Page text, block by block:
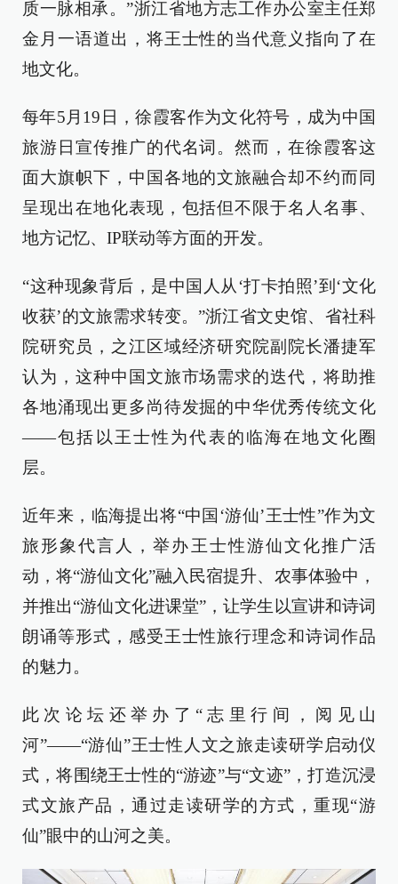
质一脉相承。”浙江省地方志工作办公室主任郑
金月一语道出，将王士性的当代意义指向了在
地文化。
每年5月19日，徐霞客作为文化符号，成为中国
旅游日宣传推广的代名词。然而，在徐霞客这
面大旗帜下，中国各地的文旅融合却不约而同
呈现出在地化表现，包括但不限于名人名事、
地方记忆、IP联动等方面的开发。
“这种现象背后，是中国人从‘打卡拍照’到‘文化
收获’的文旅需求转变。”浙江省文史馆、省社科
院研究员，之江区域经济研究院副院长潘捷军
认为，这种中国文旅市场需求的迭代，将助推
各地涌现出更多尚待发掘的中华优秀传统文化
——包括以王士性为代表的临海在地文化圈
层。
近年来，临海提出将“中国‘游仙’王士性”作为文
旅形象代言人，举办王士性游仙文化推广活
动，将“游仙文化”融入民宿提升、农事体验中，
并推出“游仙文化进课堂”，让学生以宣讲和诗词
朗诵等形式，感受王士性旅行理念和诗词作品
的魅力。
此次论坛还举办了“志里行间，阅见山
河”——“游仙”王士性人文之旅走读研学启动仪
式，将围绕王士性的“游迹”与“文迹”，打造沉浸
式文旅产品，通过走读研学的方式，重现“游
仙”眼中的山河之美。